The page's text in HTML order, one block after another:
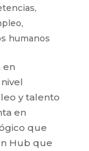
,
,
humanos
en
y talento
en
que
Hub que